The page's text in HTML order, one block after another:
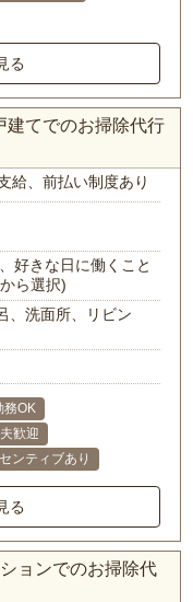
る
建てでのお掃除代行
給、前払い制度あり
好きな日に働くこと
ら選択)
、洗面所、リビン
務OK
歓迎
ンティブあり
る
ョンでのお掃除代